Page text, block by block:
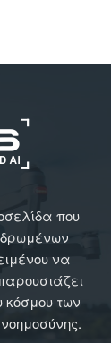
που
να
κόσμου των